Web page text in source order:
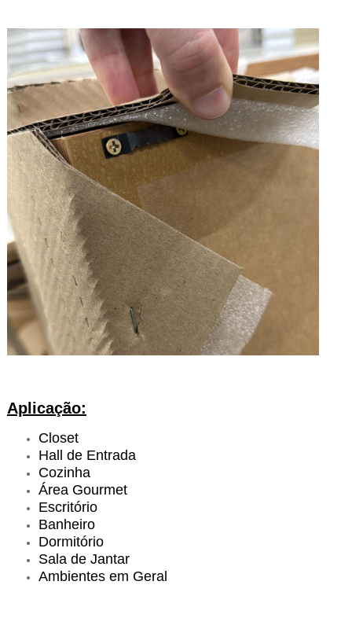
Aplicação:
Closet
Hall de Entrada
Cozinha
Área Gourmet
Escritório
Banheiro
Dormitório
Sala de Jantar
Ambientes em Geral